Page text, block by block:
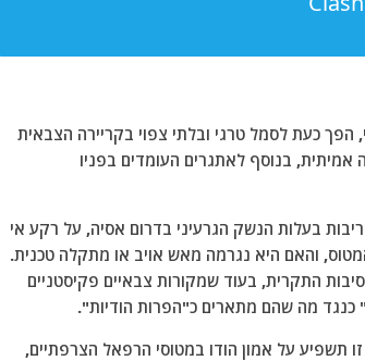
כעת לסמל טרגי ובלתי צפוי בקריירה הצבאית
בנוסף לאתגרים העומדים בפניו
בעלות הנשק הגרעיני בדרום אסיה, על רקע אי
והאם היא נגרמה מאש אויב או מתקלה טכנית.
התקרית, בעוד שמקורות צבאיים פקיסטניים
כנגד מה שהם מתארים כ"הפרות הודיות".
תשפיע על אמון הודו במטוסי הרפאל הצרפתיים,